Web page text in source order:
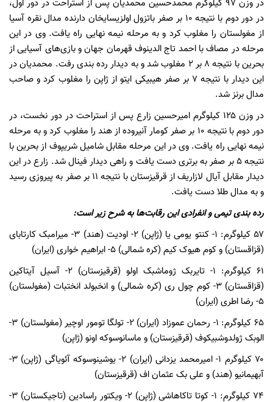
در وزن ۹۷ کیلوگرم محمدحسین محمدیان پس از استراحت در دور اول،
در دور دوم با نتیجه ۱۰ بر صفر باتزول اولزیسایخان دارنده مدال نقره آسیا
از مغولستان را مغلوب کرد و به مرحله نیمه نهایی راه یافت. وی در این
مرحله در مصاف با احمد تاج الدینوف قهرمان جهان و بازی‌های آسیایی از
بحرین با نتیجه ۸ بر ۲ مغلوب شد و به دیدار رده بندی رفت. محمدیان در
این دیدار با نتیجه ۷ بر صفر هیبیکی ایتو از ژاپن را مغلوب کرد و صاحب
مدال برنز شد.
در وزن ۱۲۵ کیلوگرم امیرحسین زارع پس از استراحت در دور نخست، در
دور دوم با نتیجه ۱۰ بر صفر کومار آنیروده از هند را مغلوب کرد و به مرحله
نیمه نهایی راه یافت. وی در این مرحله مقابل شامیل شریپوف از بحرین با
نتیجه ۵ بر صفر به برتری دست یافت و راهی دیدار فینال شد. زارع در این
دیدار مقابل آیال لازاریف از قرقیزستان با نتیجه ۱۱ بر صفر به پیروزی رسید
و به مدال طلا دست یافت.
رده بندی تیمی و انفرادی این رقابت‌ها به شرح زیر است:
۵۷ کیلوگرم: ۱- کنتو یومی یا (ژاپن) ۲- اودیت (هند) ۳- میرامبک کارتابای
(قزاقستان) و کوم هیوک کیم (کره شمالی) ۵- ابراهیم خواری (ایران)
۶۱ کیلوگرم: ۱- تایربک ژوماشبک اولو (قرقیزستان) ۲- آسیل آیتاکین
(قزاقستان) ۳- کوم چول ری (کره شمالی) و انخبولد انختبات (مغولستان)
۵- رضا اطری (ایران)
۶۵ کیلوگرم: ۱- رحمان عموزاد (ایران) ۲- تولگا تومور اوچیر (مغولستان) ۳-
الوبک ژولدوشبیکوف (قرقیزستان) و ماسانوسوکه اونو (ژاپن)
۷۰ کیلوگرم ۱- امیرمحمد یزدانی (ایران) ۲- یوشینوسوکه آئویاگی (ژاپن) ۳-
آبهیمانیو (هند) و علی بک عثمان اف (قرقیزستان)
۷۴ کیلوگرم: ۱- کوتا تاکاهاشی (ژاپن) ۲- ویکتور راسادین (تاجیکستان) ۳-